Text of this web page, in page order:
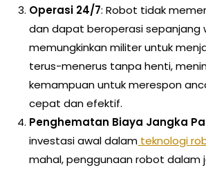
Operasi 24/7: Robot tidak
dan dapat beroperasi sepanjang
memungkinkan militer untuk
terus-menerus tanpa henti,
kemampuan untuk merespon
cepat dan efektif.
Penghematan Biaya Jangka
investasi awal dalam teknologi
mahal, penggunaan robot dalam